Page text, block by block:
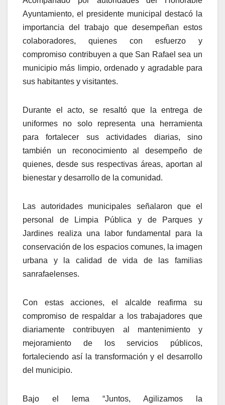
Ayuntamiento, el presidente municipal destacó la
importancia del trabajo que desempeñan estos
colaboradores, quienes con esfuerzo y
compromiso contribuyen a que San Rafael sea un
municipio más limpio, ordenado y agradable para
sus habitantes y visitantes.
Durante el acto, se resaltó que la entrega de
uniformes no solo representa una herramienta
para fortalecer sus actividades diarias, sino
también un reconocimiento al desempeño de
quienes, desde sus respectivas áreas, aportan al
bienestar y desarrollo de la comunidad.
Las autoridades municipales señalaron que el
personal de Limpia Pública y de Parques y
Jardines realiza una labor fundamental para la
conservación de los espacios comunes, la imagen
urbana y la calidad de vida de las familias
sanrafaelenses.
Con estas acciones, el alcalde reafirma su
compromiso de respaldar a los trabajadores que
diariamente contribuyen al mantenimiento y
mejoramiento de los servicios públicos,
fortaleciendo así la transformación y el desarrollo
del municipio.
Bajo el lema “Juntos, Agilizamos la